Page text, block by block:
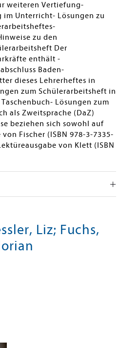
weiteren Vertiefung-
im Unterricht- Lösungen zu
zu den
Der
enthält -
Baden-
dieses Lehrerheftes in
zum Schülerarbeitsheft in
Lösungen zum
als Zweitsprache (DaZ)
beziehen sich sowohl auf
Fischer (ISBN 978-3-7335-
von Klett (ISBN
Liz; Fuchs,